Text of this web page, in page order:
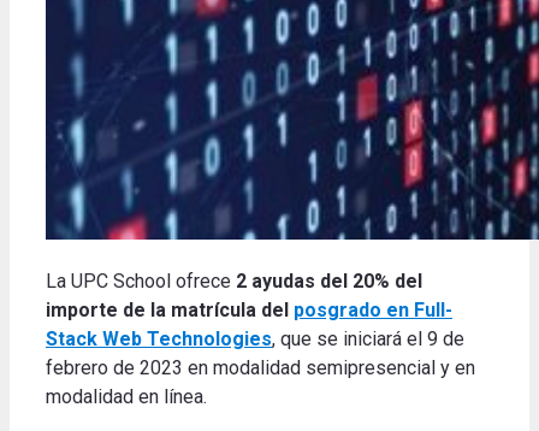
La UPC School ofrece 2 ayudas del 20% del
importe de la matrícula del posgrado en Full-
Stack Web Technologies, que se iniciará el 9 de
febrero de 2023 en modalidad semipresencial y en
modalidad en línea.